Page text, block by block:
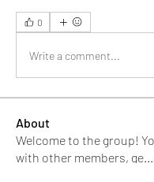
0
Write a comment...
About
Welcome to the group!
with other members, ge...